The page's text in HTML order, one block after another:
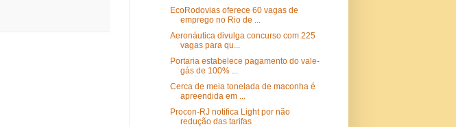
EcoRodovias oferece 60 vagas de
emprego no Rio de ...
Aeronáutica divulga concurso com 225
vagas para qu...
Portaria estabelece pagamento do vale-
gás de 100% ...
Cerca de meia tonelada de maconha é
apreendida em ...
Procon-RJ notifica Light por não
redução das tarifas